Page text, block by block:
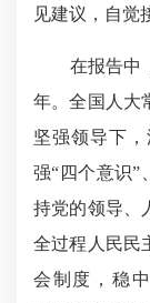
见建议，自觉
在报告中，
年。全国人大
坚强领导下
强“四个意识”
持党的领导
全过程人民民
会制度，稳